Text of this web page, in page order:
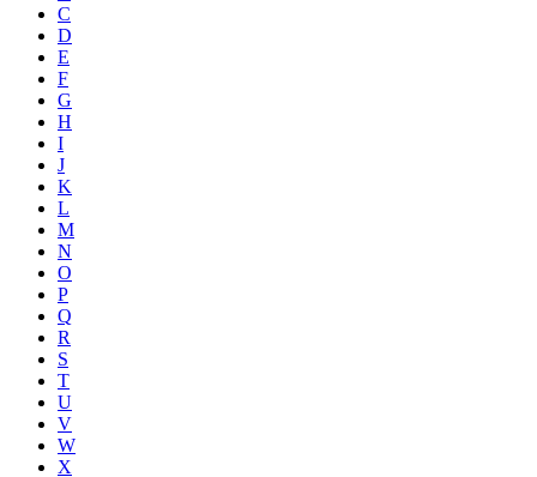
C
D
E
F
G
H
I
J
K
L
M
N
O
P
Q
R
S
T
U
V
W
X